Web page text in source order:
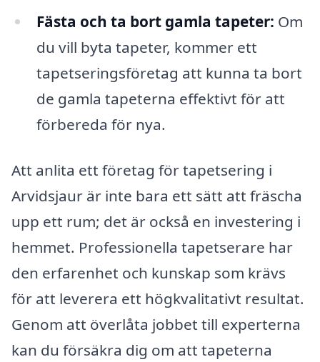
Fästa och ta bort gamla tapeter: Om
du vill byta tapeter, kommer ett
tapetseringsföretag att kunna ta bort
de gamla tapeterna effektivt för att
förbereda för nya.
Att anlita ett företag för tapetsering i
Arvidsjaur är inte bara ett sätt att fräscha
upp ett rum; det är också en investering i
hemmet. Professionella tapetserare har
den erfarenhet och kunskap som krävs
för att leverera ett högkvalitativt resultat.
Genom att överlåta jobbet till experterna
kan du försäkra dig om att tapeterna